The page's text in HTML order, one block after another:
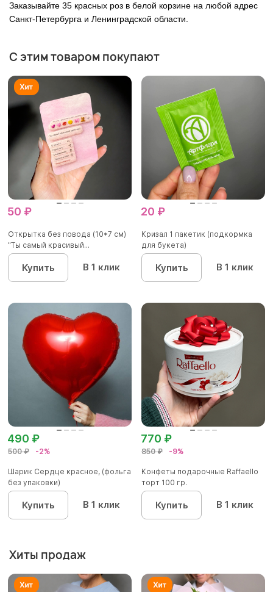
Заказывайте 35 красных роз в белой корзине на любой адрес
Санкт-Петербурга и Ленинградской области.
С этим товаром покупают
50 ₽
Открытка без повода (10*7 см)
"Ты самый красивый...
Купить В 1 клик
20 ₽
Кризал 1 пакетик (подкормка
для букета)
Купить В 1 клик
500 ₽ -2%
490 ₽
Шарик Сердце красное, (фольга
без упаковки)
Купить В 1 клик
850 ₽ -9%
770 ₽
Конфеты подарочные Raffaello
торт 100 гр.
Купить В 1 клик
Хиты продаж